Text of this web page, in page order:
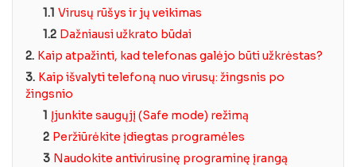
1.1 Virusų rūšys ir jų veikimas
1.2 Dažniausi užkrato būdai
2. Kaip atpažinti, kad telefonas galėjo būti užkrėstas?
3. Kaip išvalyti telefoną nuo virusų: žingsnis po
žingsnio
1 Įjunkite saugųjį (Safe mode) režimą
2 Peržiūrėkite įdiegtas programėles
3 Naudokite antivirusinę programinę įrangą